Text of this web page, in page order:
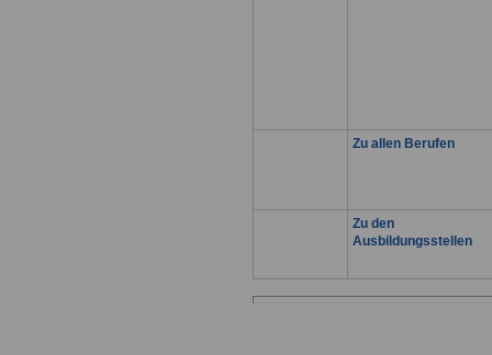
Zu allen Berufen
Zu den
Ausbildungsstellen